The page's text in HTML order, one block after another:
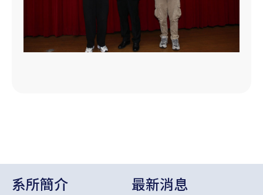
系所簡介 最新消息